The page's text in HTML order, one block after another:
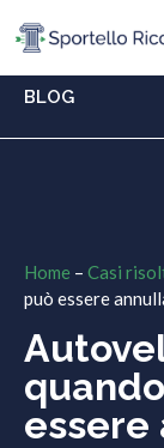
BLOG
Home – Casi
può essere
essere